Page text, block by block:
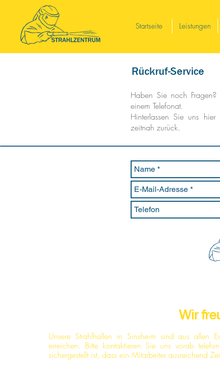
Startseite Leistungen
Rückruf-Service
Haben Sie noch
einem Telefonat.
Hinterlassen Sie uns
zeitnah zurück.
Wir
Unsere Strahlhallen in Sinsheim sind aus allen
erreichen. Bitte kontaktieren Sie uns vorab
sichergestellt ist, dass ein Mitarbeiter ausreichend